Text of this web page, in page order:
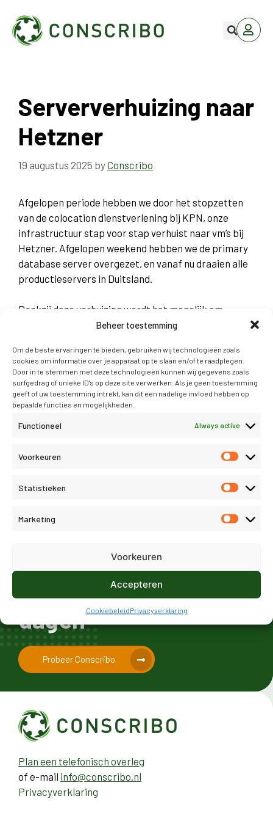
Beheer toestemming
Om de beste ervaringen te bieden, gebruiken wij technologieën zoals
cookies om informatie over je apparaat op te slaan en/of te raadplegen.
Door in te stemmen met deze technologieën kunnen wij gegevens zoals
surfgedrag of unieke ID's op deze site verwerken. Als je geen toestemming
geeft of uw toestemming intrekt, kan dit een nadelige invloed hebben op
bepaalde functies en mogelijkheden.
Functioneel Always active
Voorkeuren
Statistieken
Marketing
Accepteren
Voorkeuren
CookiebeleidPrivacyverklaring
Serververhuizing naar
Hetzner
19 augustus 2025 byConscribo
Afgelopen periode hebben we door het stopzetten
van de colocation dienstverlening bij KPN, onze
infrastructuur stap voor stap verhuist naar vm’s bij
Hetzner. Afgelopen weekend hebben we de primary
database server overgezet, en vanaf nu draaien alle
productieservers in Duitsland.
Dankzij deze verhuizing wordt het mogelijk om
bepaalde servers on demand op te schalen en bij
goede.
Technische ontwikkelingen
Relatienummers hergebruiken
Een beloning voor jouw aanbeveling!
Start vandaag nog
gratis
proefperiodevan 21
dagen
Probeer Conscribo
Plan een telefonisch overleg
of e-mail info@conscribo.nl
Privacyverklaring